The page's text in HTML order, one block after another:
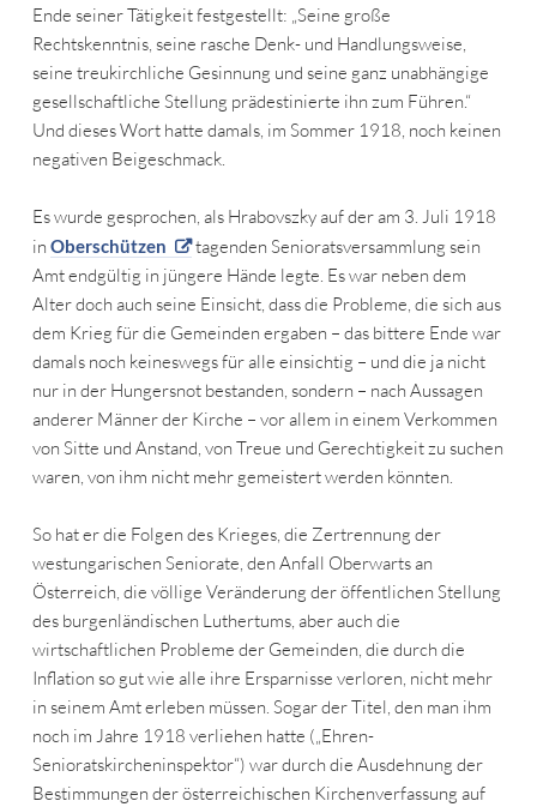
Ende seiner Tätigkeit festgestellt: „Seine große
Rechtskenntnis, seine rasche Denk- und Handlungsweise,
seine treukirchliche Gesinnung und seine ganz unabhängige
gesellschaftliche Stellung prädestinierte ihn zum Führen.“
Und dieses Wort hatte damals, im Sommer 1918, noch keinen
negativen Beigeschmack.
Es wurde gesprochen, als Hrabovszky auf der am 3. Juli 1918
in Oberschützen
tagenden Senioratsversammlung sein
Amt endgültig in jüngere Hände legte. Es war neben dem
Alter doch auch seine Einsicht, dass die Probleme, die sich aus
dem Krieg für die Gemeinden ergaben – das bittere Ende war
damals noch keineswegs für alle einsichtig – und die ja nicht
nur in der Hungersnot bestanden, sondern – nach Aussagen
anderer Männer der Kirche – vor allem in einem Verkommen
von Sitte und Anstand, von Treue und Gerechtigkeit zu suchen
waren, von ihm nicht mehr gemeistert werden könnten.
So hat er die Folgen des Krieges, die Zertrennung der
westungarischen Seniorate, den Anfall Oberwarts an
Österreich, die völlige Veränderung der öffentlichen Stellung
des burgenländischen Luthertums, aber auch die
wirtschaftlichen Probleme der Gemeinden, die durch die
Inflation so gut wie alle ihre Ersparnisse verloren, nicht mehr
in seinem Amt erleben müssen. Sogar der Titel, den man ihm
noch im Jahre 1918 verliehen hatte („Ehren-
Senioratskircheninspektor“) war durch die Ausdehnung der
Bestimmungen der österreichischen Kirchenverfassung auf